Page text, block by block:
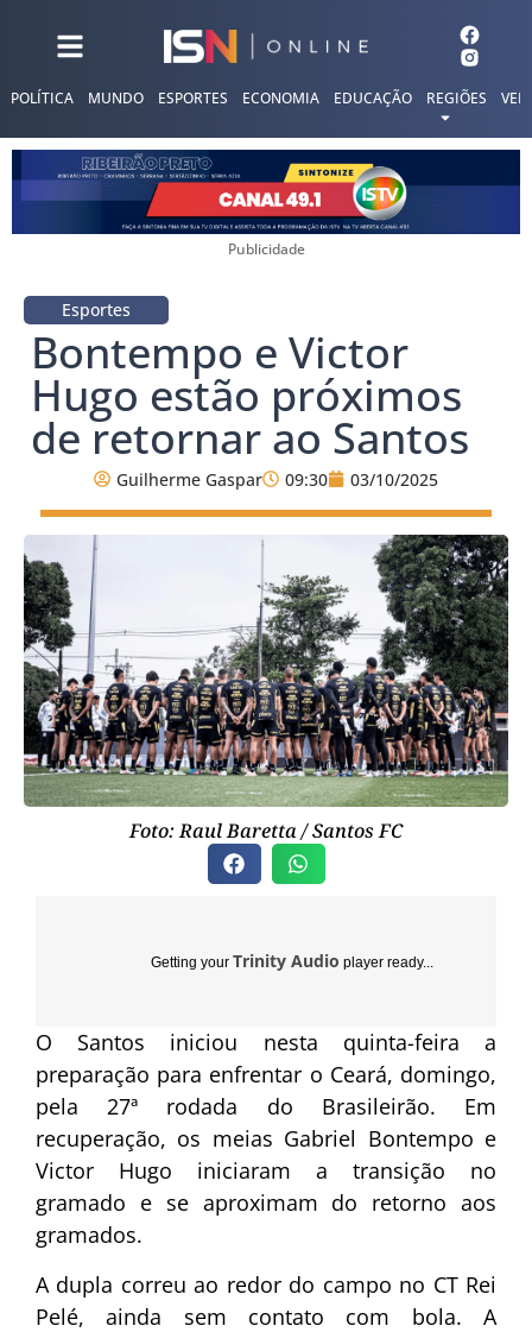
POLÍTICA MUNDO ESPORTES ECONOMIA EDUCAÇÃO REGIÕES
Publicidade
Esportes
Bontempo e Victor
Hugo estão próximos
de retornar ao Santos
Guilherme Gaspar 09:30 03/10/2025
Foto: Raul Baretta / Santos FC
Getting your Trinity Audio player ready...
O Santos iniciou nesta quinta-feira a
preparação para enfrentar o Ceará, domingo,
pela 27ª rodada do Brasileirão. Em
recuperação, os meias Gabriel Bontempo e
Victor Hugo iniciaram a transição no
gramado e se aproximam do retorno aos
gramados.
A dupla correu ao redor do campo no CT Rei
Pelé, ainda sem contato com bola. A